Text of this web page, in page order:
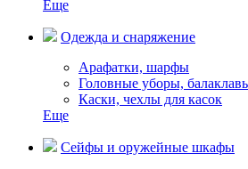
Еще
Одежда и снаряжение
Арафатки, шарфы
Головные уборы,
Каски, чехлы для касок
Еще
Сейфы и оружейные шкафы